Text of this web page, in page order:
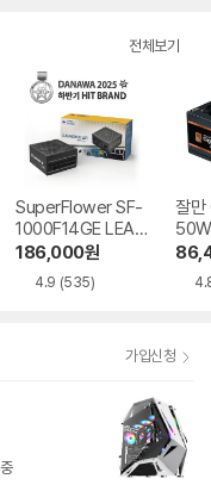
전체보기
SuperFlower SF-
1000F14GE LEAD
EX III GOLD UP A
TX3.1
186,000원
4.9 (535)
잘
즈
가입신청